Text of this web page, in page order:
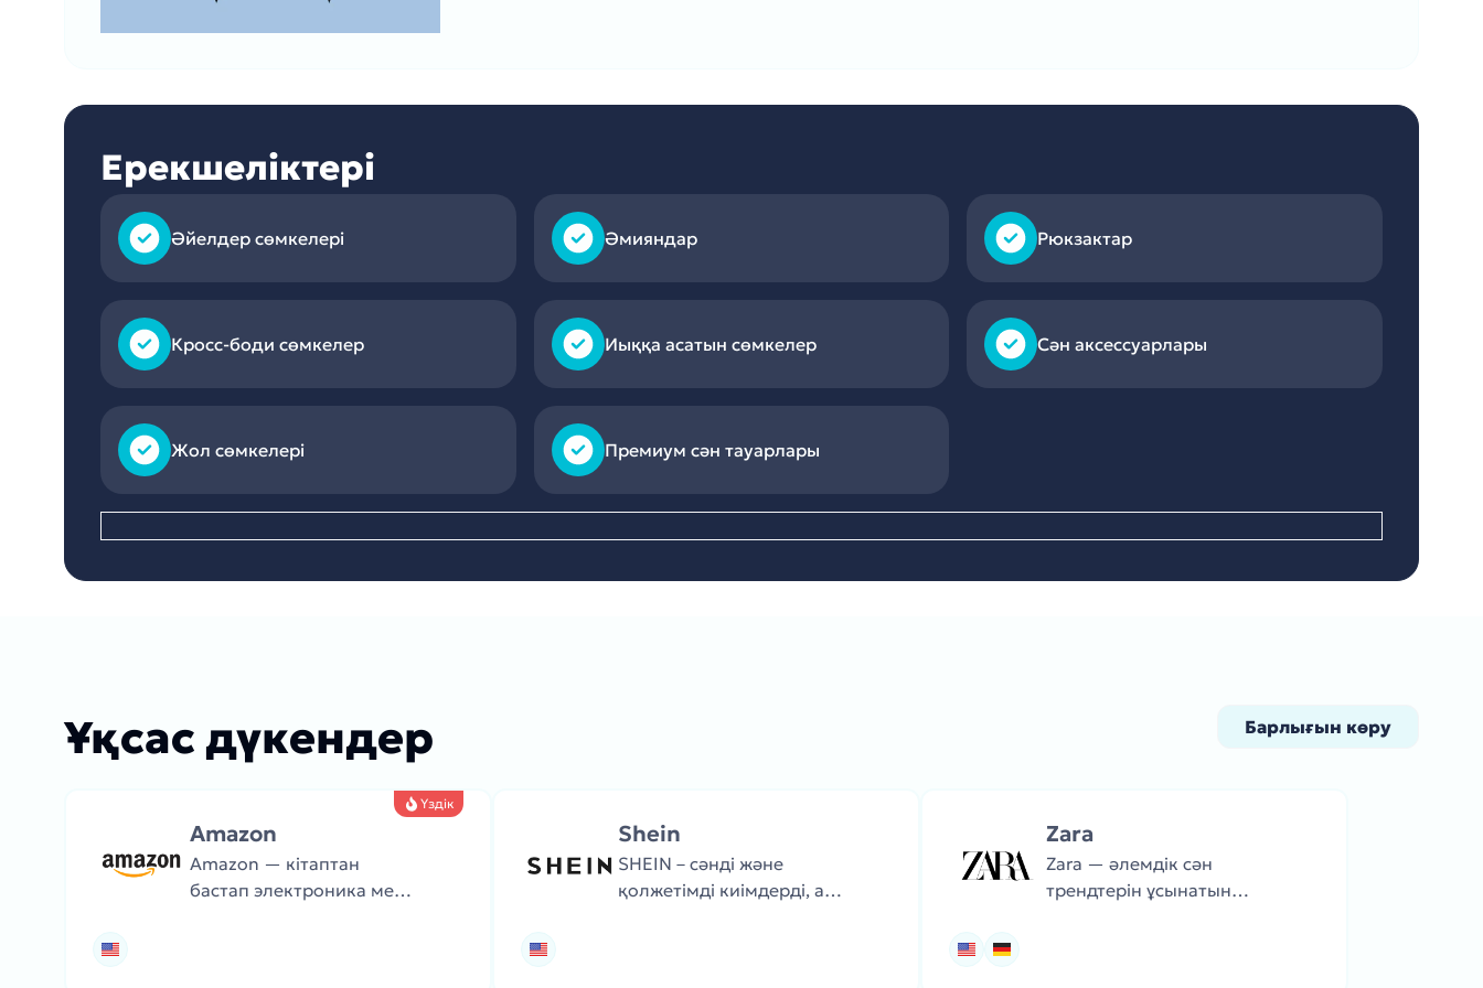
Ерекшеліктері
Әйелдер сөмкелері Әмияндар Рюкзактар
Кросс-боди сөмкелер Иыққа асатын сөмкелер Сән аксессуарлары
Жол сөмкелері Премиум сән тауарлары
Ұқсас дүкендер Барлығын көру
Amazon
Amazon — кітаптан
бастап электроника мен
Үздік
Shein
SHEIN – сәнді және
қолжетімді киімдерді, аяқ
Zara
Zara — әлемдік сән
трендтерін ұсынатын